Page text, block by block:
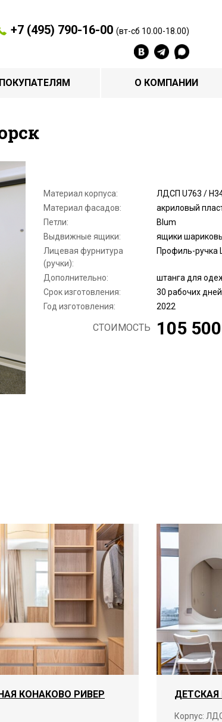
+7 (495) 790-16-00 (вт-сб 10.00-18.00)
ПОКУПАТЕЛЯМ О КОМПАНИИ
Материал корпуса:
ЛДСП U763 /
Материал фасадов:
акриловый
Петли:
Blum
Выдвижные ящики:
ящики
Лицевая фурнитура
(ручки):
Профиль-ручка
Дополнительно:
штанга для
Срок изготовления:
30 рабочих дней
Год изготовления:
2022
СТОИМОСТЬ 105
КОНАКОВО РИВЕР
Корпус: